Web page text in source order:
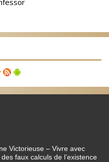
Victorieuse – Vivre avec
faux calculs de l’existence